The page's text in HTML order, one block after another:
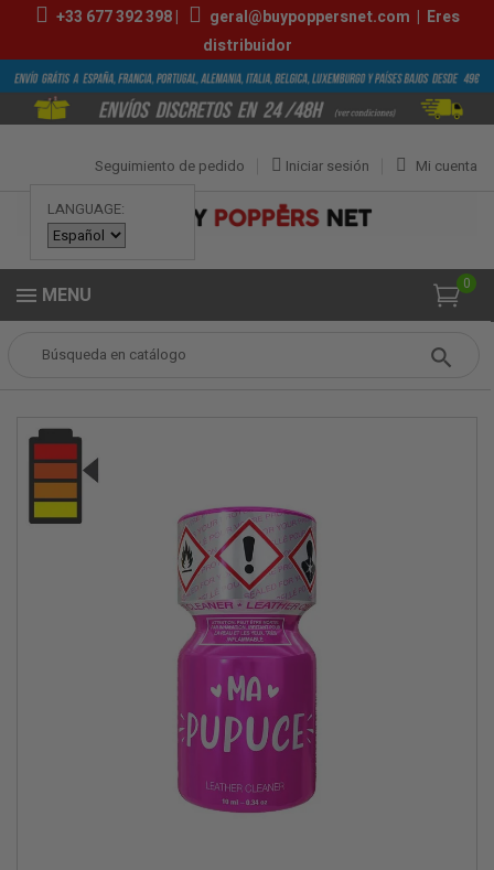
+33 677 392 398| geral@buypoppersnet.com | Eres
distribuidor
LANGUAGE:
Mi cuenta
Iniciar sesión
Seguimiento de pedido
0
MENU
POPPERS PEQUEÑOS